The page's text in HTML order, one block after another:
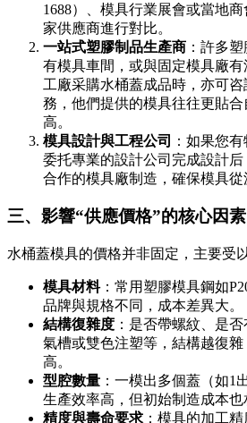
1688）、模具行業展會或當地
家供應商進行對比。
一站式塑膠制品生產商 ：許多
有模具車間，或與固定模具廠
工廠采購水桶蓋成品時，亦可
務，他們提供的模具往往更貼
高。
模具設計與工程公司
：如果您
委托專業的設計公司完成設計
合作的模具廠制造，確保模具從
三、影響“供應價格”的核心因素
水桶蓋模具的價格并非固定，主要受
模具材料：常用塑膠模具鋼如
品牌與規格不同，成本差異大。
結構復雜度 ：是否帶螺紋、是
氣槽或雙色注塑等，結構越復
高。
型腔數量 ：一模出多個蓋（如1
生產效率高，但初始制造成本也
精度與壽命要求 ：模具的加工